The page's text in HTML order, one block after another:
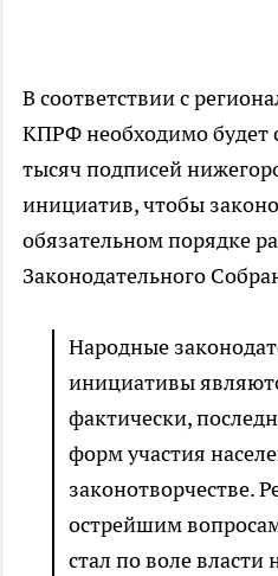
В соответствии с
КПРФ необходимо будет
тысяч подписей
инициатив, чтобы
обязательном порядке
Законодательного
Народные
инициативы
фактически,
форм участия
законотворчестве.
острейшим
стал по воле власти